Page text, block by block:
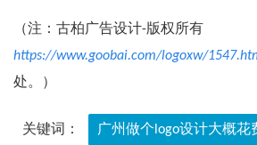
（注：古柏广告设计-版权所有
https://www.goobai.com/logoxw/
处。）
关键词： 广州做个logo设计大概花